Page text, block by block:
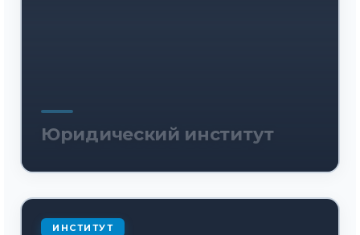
Юридический институт
ИНСТИТУТ